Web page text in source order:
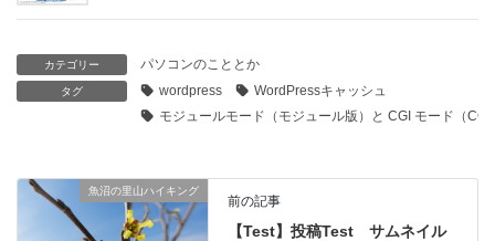
カテゴリー パソコンのこととか
タグ wordpress
WordPressキャッシュ
モジュールモード（モジュール版）と CGI モード（CGI
魚沼の里山ハイキング
前の記事
【Test】投稿Test サムネイル